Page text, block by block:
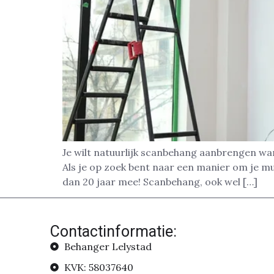
Je wilt natuurlijk scanbehang aanbrengen
Als je op zoek bent naar een manier om je
dan 20 jaar mee! Scanbehang, ook wel […]
Contactinformatie:
Behanger Lelystad
KVK: 58037640